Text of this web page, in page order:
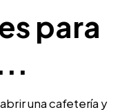
para
una cafetería y